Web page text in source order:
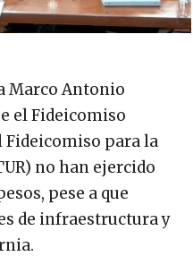
Marco Antonio
el Fideicomiso
Fideicomiso para la
no han ejercido
pese a que
de infraestructura y